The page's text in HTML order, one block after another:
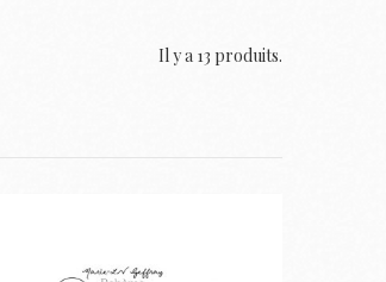
Il y a 13 produits.